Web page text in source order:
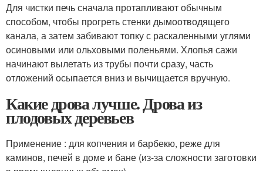
Для чистки печь сначала протапливают обычным
способом, чтобы прогреть стенки дымоотводящего
канала, а затем забивают топку с раскаленными углями
осиновыми или ольховыми поленьями. Хлопья сажи
начинают вылетать из трубы почти сразу, часть
отложений осыпается вниз и вычищается вручную.
Какие дрова лучше. Дрова из
плодовых деревьев
Применение : для копчения и барбекю, реже для
каминов, печей в доме и бане (из-за сложности заготовки